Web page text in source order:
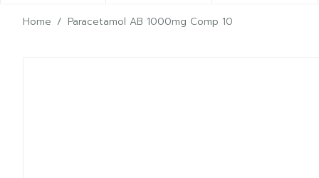
Home / Paracetamol AB 1000mg Comp 10
Paracetamol AB 1000mg